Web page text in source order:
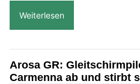
Weiterlesen
Arosa GR:
Carmenna ab und stirbt